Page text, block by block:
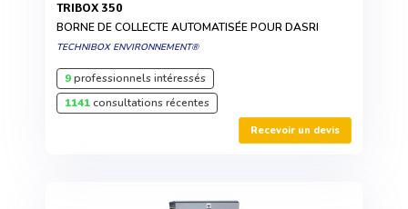
TRIBOX 350
BORNE DE COLLECTE AUTOMATISÉE POUR DASRI
TECHNIBOX ENVIRONNEMENT®
9professionnels intéressés
1141consultations récentes
Recevoir un devis